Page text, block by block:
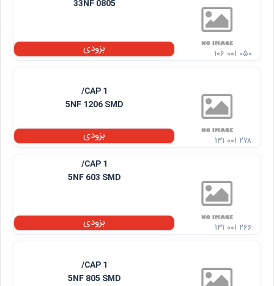
33NF 0805
بزودی ۱۰۶ ۰۰۱ ۰۵۰
CAP 1/
5NF 1206 SMD
بزودی
۱۳۱ ۰۰۱ ۲۷۸
CAP 1/
5NF 603 SMD
بزودی ۱۳۱ ۰۰۱ ۲۶۶
CAP 1/
5NF 805 SMD